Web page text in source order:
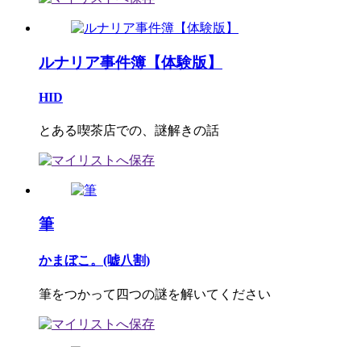
ルナリア事件簿【体験版】
HID
とある喫茶店での、謎解きの話
筆
かまぼこ。(嘘八割)
筆をつかって四つの謎を解いてください